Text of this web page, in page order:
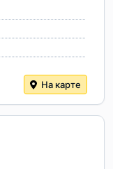
На карте